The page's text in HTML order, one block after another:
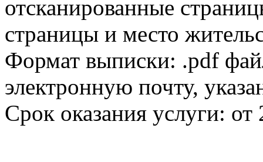
отсканированные
страницы и место
Формат выписки: .pdf
электронную почту,
Срок оказания услуги: от